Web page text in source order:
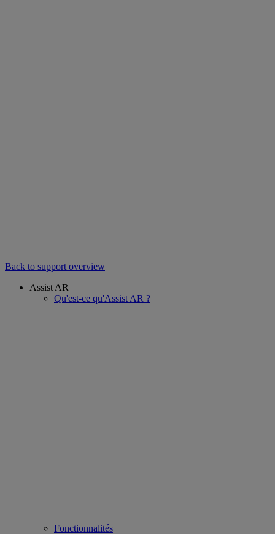
Back to support overview
Assist AR
Qu'est-ce qu'Assist AR ?
Fonctionnalités